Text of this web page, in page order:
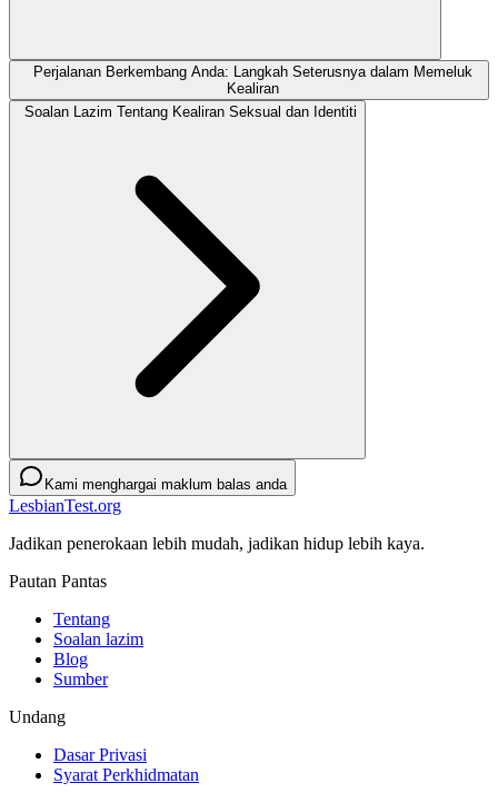
Perjalanan Berkembang Anda: Langkah Seterusnya dalam Memeluk
Kealiran
Soalan Lazim Tentang Kealiran Seksual dan Identiti
Kami menghargai maklum balas anda
LesbianTest.org
Jadikan penerokaan lebih mudah, jadikan hidup lebih kaya.
Pautan Pantas
Tentang
Soalan lazim
Blog
Sumber
Undang
Dasar Privasi
Syarat Perkhidmatan